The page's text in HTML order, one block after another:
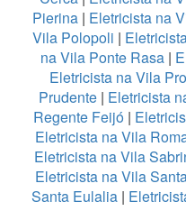
Pierina | Eletricista na
Vila Polopoli |
na Vila Ponte Rasa|
Eletricista na Vila
Prudente | Eletricista
Regente Feijó |
Eletricista na Vila
Eletricista na Vila
Eletricista na Vila
Santa Eulalia |